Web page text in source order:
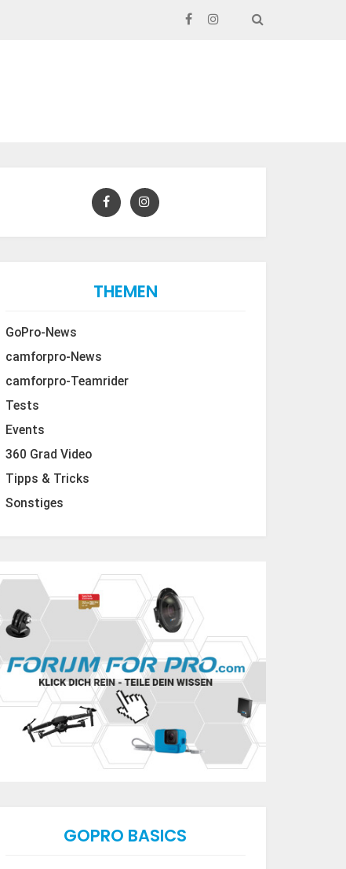
SEARCH
THEMEN
GoPro-News
camforpro-News
camforpro-Teamrider
Tests
Events
360 Grad Video
Tipps & Tricks
Sonstiges
GOPRO BASICS